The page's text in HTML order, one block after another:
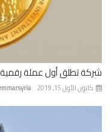
تطلق أول عملة رقمية سورية
emmarsyria الأول 15, 2019